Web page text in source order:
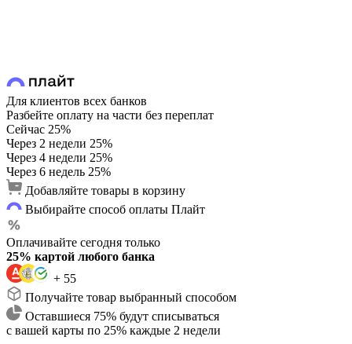
Для клиентов всех банков
Разбейте оплату на части без переплат
Сейчас 25%
Через 2 недели 25%
Через 4 недели 25%
Через 6 недель 25%
Добавляйте товары в корзину
Выбирайте способ оплаты Плайт
Оплачивайте сегодня только
25% картой любого банка
+ 55
Получайте товар выбранный способом
Оставшиеся 75% будут списываться
с вашей карты по 25% каждые 2 недели